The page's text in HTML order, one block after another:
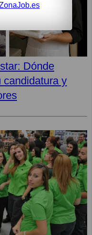
Dónde
candidatura y